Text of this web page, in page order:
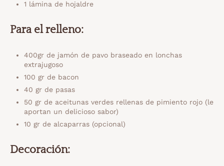
1 lámina de hojaldre
Para el relleno:
400gr de jamón de pavo braseado en lonchas
extrajugoso
100 gr de bacon
40 gr de pasas
50 gr de aceitunas verdes rellenas de pimiento rojo (le
aportan un delicioso sabor)
10 gr de alcaparras (opcional)
Decoración: